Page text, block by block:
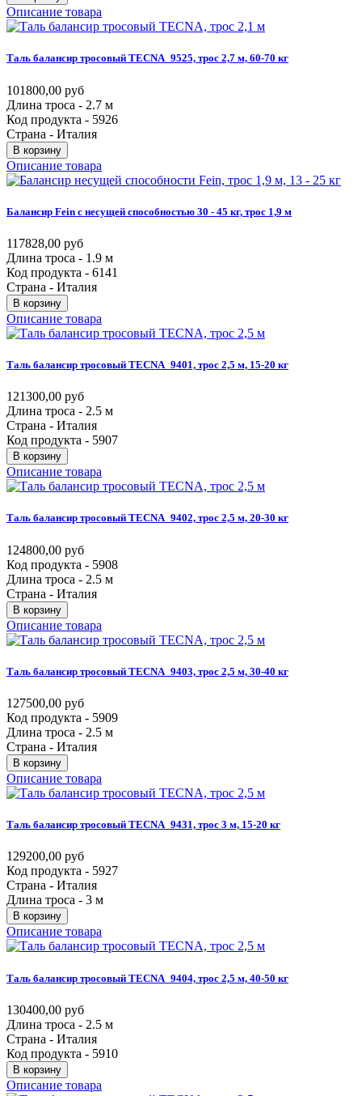
Описание товара
Таль балансир тросовый TECNA_9525, трос 2,7 м, 60-70 кг
101800,00 руб
Длина троса - 2.7 м
Код продукта - 5926
Страна - Италия
В корзину
Описание товара
Балансир Fein с несущей способностью 30 - 45 кг, трос 1,9 м
117828,00 руб
Длина троса - 1.9 м
Код продукта - 6141
Страна - Италия
В корзину
Описание товара
Таль балансир тросовый TECNA_9401, трос 2,5 м, 15-20 кг
121300,00 руб
Длина троса - 2.5 м
Страна - Италия
Код продукта - 5907
В корзину
Описание товара
Таль балансир тросовый TECNA_9402, трос 2,5 м, 20-30 кг
124800,00 руб
Код продукта - 5908
Длина троса - 2.5 м
Страна - Италия
В корзину
Описание товара
Таль балансир тросовый TECNA_9403, трос 2,5 м, 30-40 кг
127500,00 руб
Код продукта - 5909
Длина троса - 2.5 м
Страна - Италия
В корзину
Описание товара
Таль балансир тросовый TECNA_9431, трос 3 м, 15-20 кг
129200,00 руб
Код продукта - 5927
Страна - Италия
Длина троса - 3 м
В корзину
Описание товара
Таль балансир тросовый TECNA_9404, трос 2,5 м, 40-50 кг
130400,00 руб
Длина троса - 2.5 м
Страна - Италия
Код продукта - 5910
В корзину
Описание товара